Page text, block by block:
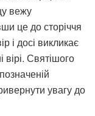
вежу
це до сторіччя
і досі викликає
Святішого
увагу до